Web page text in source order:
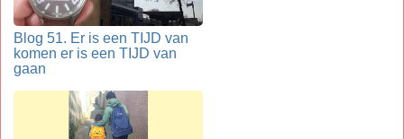
Blog 51. Er is een TIJD van
komen er is een TIJD van
gaan